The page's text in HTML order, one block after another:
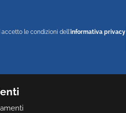
accetto le condizioni dell'informativa privacy